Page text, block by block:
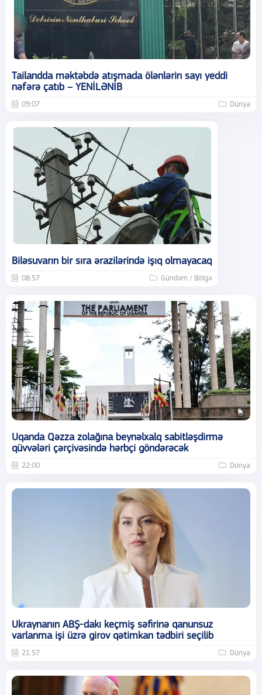
Tailandda məktəbdə atışmada ölənlərin sayı yeddi
nəfərə çatıb – YENİLƏNİB
09:07 Dünya
Biləsuvarın bir sıra ərazilərində işıq olmayacaq
08:57 Gündəm / Bölgə
Uqanda Qəzza zolağına beynəlxalq sabitləşdirmə
qüvvələri çərçivəsində hərbçi göndərəcək
22:00 Dünya
Ukraynanın ABŞ-dakı keçmiş səfirinə qanunsuz
varlanma işi üzrə girov qətimkan tədbiri seçilib
21:57 Dünya